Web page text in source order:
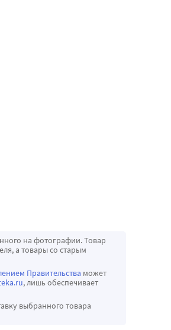
на фотографии. Товар
а товары со старым
Правительства может
, лишь обеспечивает
выбранного товара